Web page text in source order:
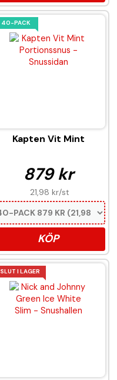
40-PACK
Kapten Vit Mint
879 kr
21,98 kr/st
KÖP
SLUT I LAGER